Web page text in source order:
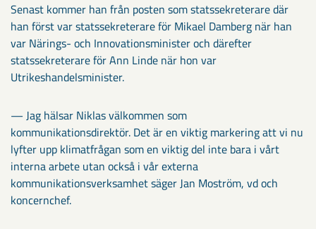
Senast kommer han från posten som statssekreterare där
han först var statssekreterare för Mikael Damberg när han
var Närings- och Innovationsminister och därefter
statssekreterare för Ann Linde när hon var
Utrikeshandelsminister.
— Jag hälsar Niklas välkommen som
kommunikationsdirektör. Det är en viktig markering att vi nu
lyfter upp klimatfrågan som en viktig del inte bara i vårt
interna arbete utan också i vår externa
kommunikationsverksamhet säger Jan Moström, vd och
koncernchef.